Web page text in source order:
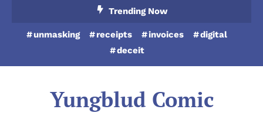
Content
Trending Now
unmasking receipts invoices
digital
deceit
Yungblud Comic